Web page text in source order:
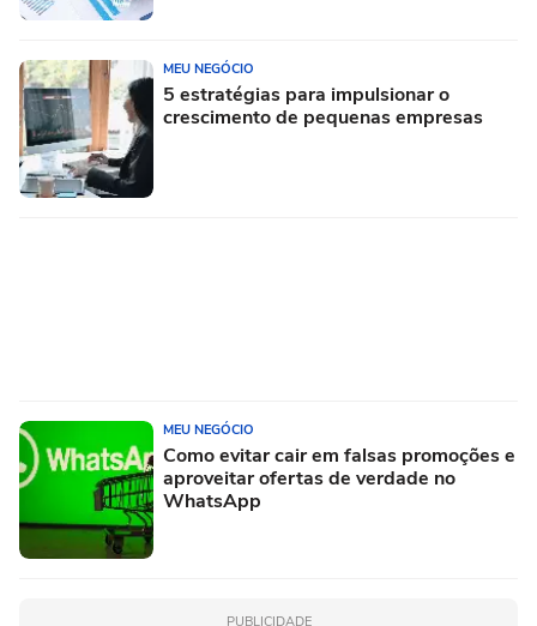
MEU NEGÓCIO
5 estratégias para impulsionar o
crescimento de pequenas empresas
MEU NEGÓCIO
Como evitar cair em falsas promoções e
aproveitar ofertas de verdade no
WhatsApp
PUBLICIDADE